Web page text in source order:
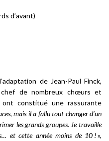
d’avant)
de Jean-Paul Finck,
de nombreux chœurs et
constitué une rassurante
mais il a fallu tout changer d’un
les grands groupes. Je travaille
et cette année moins de 10 !»,